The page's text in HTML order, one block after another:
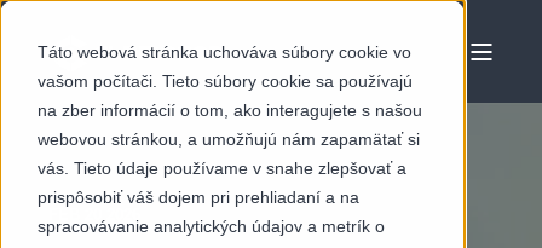
Táto webová stránka uchováva súbory cookie vo
vašom počítači. Tieto súbory cookie sa používajú
na zber informácií o tom, ako interagujete s našou
webovou stránkou, a umožňujú nám zapamätať si
vás. Tieto údaje používame v snahe zlepšovať a
prispôsobiť váš dojem pri prehliadaní a na
spracovávanie analytických údajov a metrík o